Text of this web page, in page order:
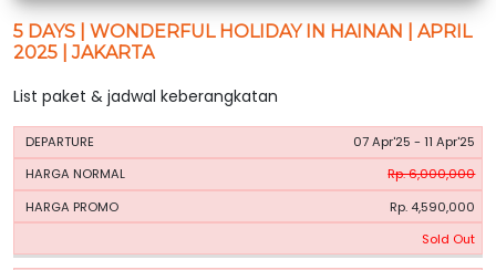
5 DAYS | WONDERFUL HOLIDAY IN HAINAN | APRIL
2025 | JAKARTA
List paket & jadwal keberangkatan
PERIODE
HARGA
07 Apr'25 - 11 Apr'25
Rp. 6,000,000
Rp. 4,590,000
Sold Out